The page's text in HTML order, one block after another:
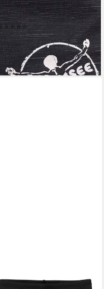
Melange Kids mit
(23)
29,99 €
lieferbar - in 1-2 Werktagen bei dir